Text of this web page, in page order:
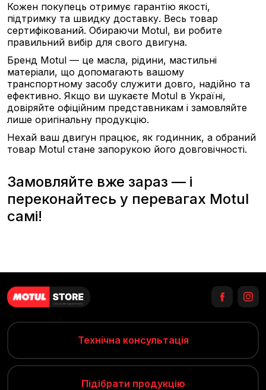
Кожен покупець отримує гарантію якості,
підтримку та швидку доставку. Весь товар
сертифікований. Обираючи Motul, ви робите
правильний вибір для свого двигуна.
Бренд Motul — це масла, рідини, мастильні
матеріали, що допомагають вашому
транспортному засобу служити довго, надійно та
ефективно. Якщо ви шукаєте Motul в Україні,
довіряйте офіційним представникам і замовляйте
лише оригінальну продукцію.
Нехай ваш двигун працює, як годинник, а обраний
товар Motul стане запорукою його довговічності.
Замовляйте вже зараз — і
переконайтесь у перевагах Motul
самі!
Технічна консультація
Підібрати продукцію